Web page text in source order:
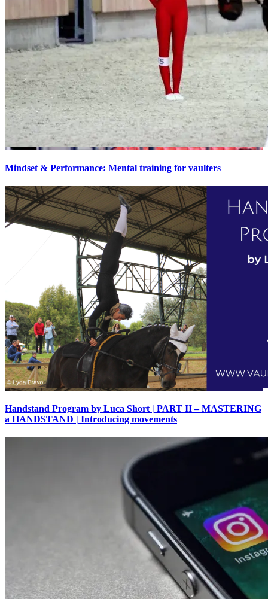
Mindset & Performance: Mental training for vaulters
Handstand Program by Luca Short | PART II – MASTERING
a HANDSTAND | Introducing movements